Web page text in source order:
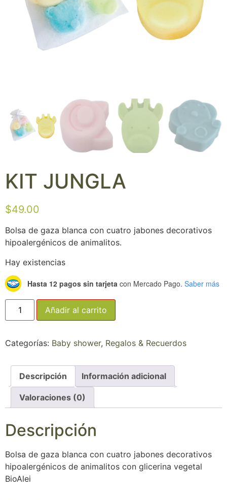
KIT JUNGLA
$49.00
Bolsa de gaza blanca con cuatro jabones decorativos
hipoalergénicos de animalitos.
Hay existencias
Hasta 12 pagos sin tarjeta con Mercado Pago. Saber más
Añadir al carrito
Categorías: Baby shower, Regalos & Recuerdos
Descripción Información adicional
Valoraciones (0)
Descripción
Bolsa de gaza blanca con cuatro jabones decorativos
hipoalergénicos de animalitos con glicerina vegetal
BioAlei